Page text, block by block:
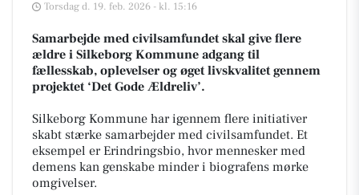
Torsdag d. 19. feb. 2026 - kl. 15:16
Samarbejde med civilsamfundet skal give flere
ældre i Silkeborg Kommune adgang til
fællesskab, oplevelser og øget livskvalitet gennem
projektet ‘Det Gode Ældreliv’.
Silkeborg Kommune har igennem flere initiativer
skabt stærke samarbejder med civilsamfundet. Et
eksempel er Erindringsbio, hvor mennesker med
demens kan genskabe minder i biografens mørke
omgivelser.